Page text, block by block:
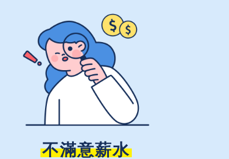
不滿意薪水